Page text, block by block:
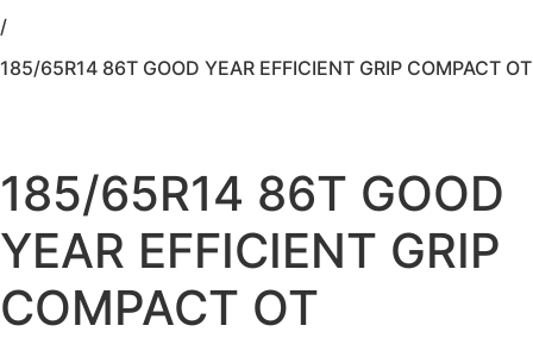
/
185/65R14 86T GOOD YEAR EFFICIENT GRIP COMPACT OT
185/65R14 86T GOOD
YEAR EFFICIENT GRIP
COMPACT OT